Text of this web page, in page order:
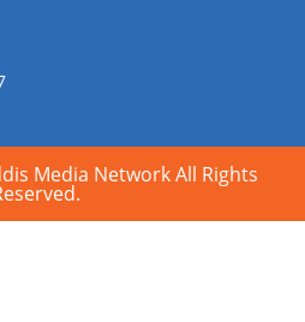
Media Network All Rights